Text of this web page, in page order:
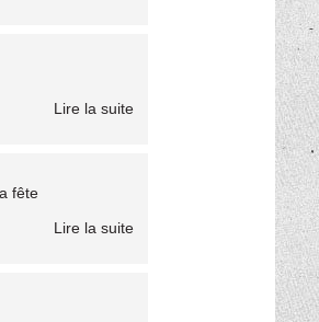
Lire la suite
fête
Lire la suite